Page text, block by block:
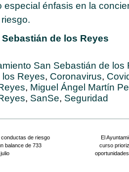
especial énfasis en la
de los Reyes
San Sebastián de los
Reyes, Coronavirus,
, Miguel Ángel Martín
, SanSe, Seguridad
de riesgo
balance de 733
El
curso